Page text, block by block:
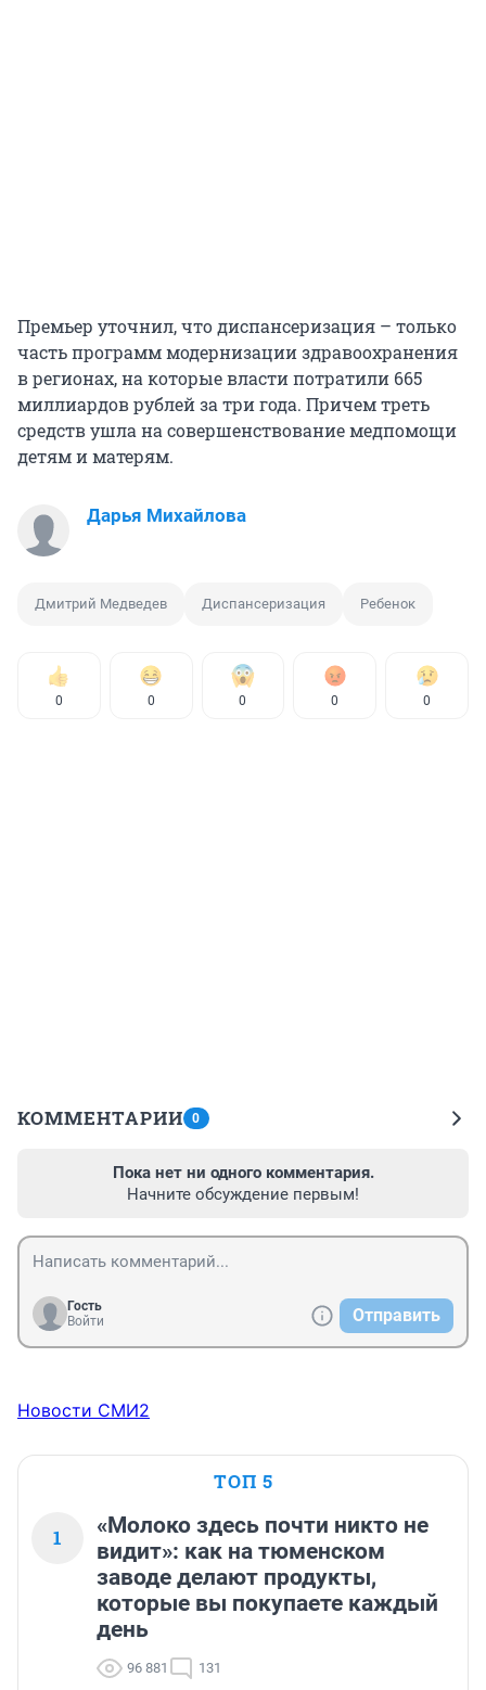
Премьер уточнил, что диспансеризация – только
часть программ модернизации здравоохранения
в регионах, на которые власти потратили 665
миллиардов рублей за три года. Причем треть
средств ушла на совершенствование медпомощи
детям и матерям.
Дарья Михайлова
Дмитрий Медведев Диспансеризация Ребенок
0 0 0 0 0
КОММЕНТАРИИ 0
Пока нет ни одного комментария.
Начните обсуждение первым!
Гость
Войти
Отправить
Новости СМИ2
ТОП 5
1
«Молоко здесь почти никто не
видит»: как на тюменском
заводе делают продукты,
которые вы покупаете каждый
день
96 881 131